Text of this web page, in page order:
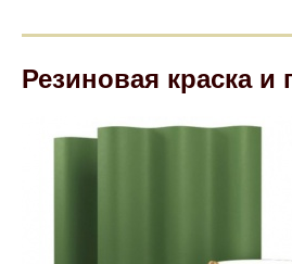
Резиновая краска и